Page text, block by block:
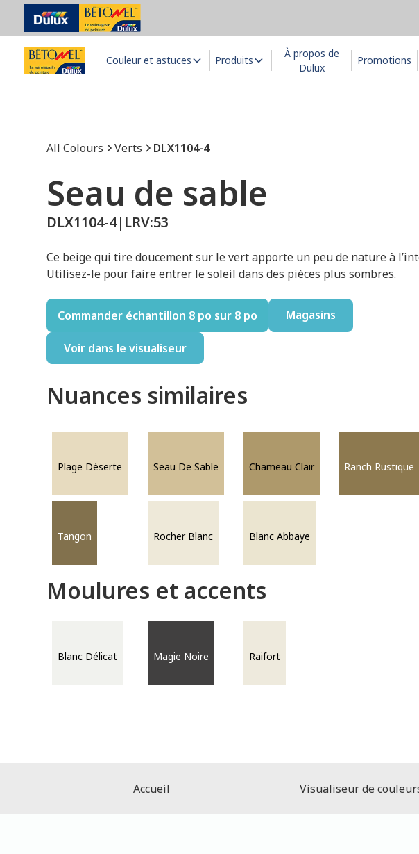
Couleur et astuces Produits
À propos de
Dulux
Promotions
All Colours Verts DLX1104-4
Seau de sable
DLX1104-4| LRV:53
Ce beige qui tire doucement sur le vert apporte un peu de nature à
Utilisez-le pour faire entrer le soleil dans des pièces plus sombres.
Commander échantillon 8 po sur 8 po Magasins
Voir dans le visualiseur
Nuances similaires
Plage Déserte Seau De Sable Chameau Clair Ranch Rustique
Tangon Rocher Blanc Blanc Abbaye
Moulures et accents
Blanc Délicat Magie Noire Raifort
Accueil Visualiseur de